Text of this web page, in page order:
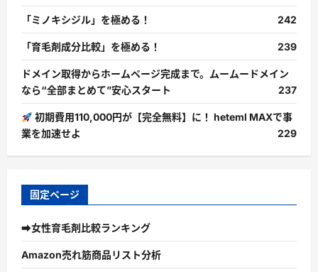
「ミノキシジル」を極める！ 242
「育毛剤成分比較」を極める！ 239
ドメイン取得からホームページ完成まで。ムームードメイン
なら“全部まとめて”安心スタート
237
初期費用110,000円が【完全無料】に！ heteml MAXで事
業を加速せよ
229
固定ページ
➡女性育毛剤比較ランキング
Amazon売れ筋商品リスト分析